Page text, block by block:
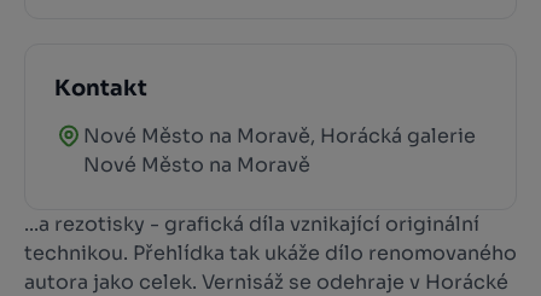
Kontakt
Nové Město na Moravě, Horácká galerie
Nové Město na Moravě
...a rezotisky - grafická díla vznikající originální
technikou. Přehlídka tak ukáže dílo renomovaného
autora jako celek. Vernisáž se odehraje v Horácké